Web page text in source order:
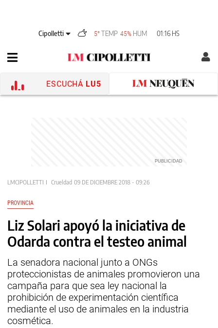
Cipolletti 5° TEMP 45% HUM 01:16 HS
ESCUCHÁ LU5
LMCIPOLLETTI Crueldad 09 DE DICIEMBRE 2018 - 09:26
PROVINCIA
Liz Solari apoyó la iniciativa de
Odarda contra el testeo animal
La senadora nacional junto a ONGs
proteccionistas de animales promovieron una
campaña para que sea ley nacional la
prohibición de experimentación científica
mediante el uso de animales en la industria
cosmética.